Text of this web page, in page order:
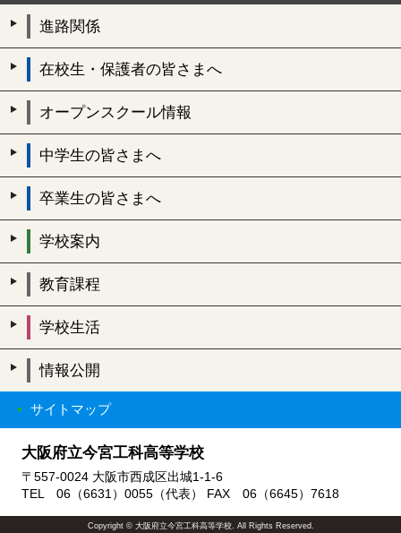
進路関係
在校生・保護者の皆さまへ
オープンスクール情報
中学生の皆さまへ
卒業生の皆さまへ
学校案内
教育課程
学校生活
情報公開
サイトマップ
大阪府立今宮工科高等学校
〒557-0024 大阪市西成区出城1-1-6
TEL 06（6631）0055（代表） FAX 06（6645）7618
Copyright © 大阪府立今宮工科高等学校. All Rights Reserved.